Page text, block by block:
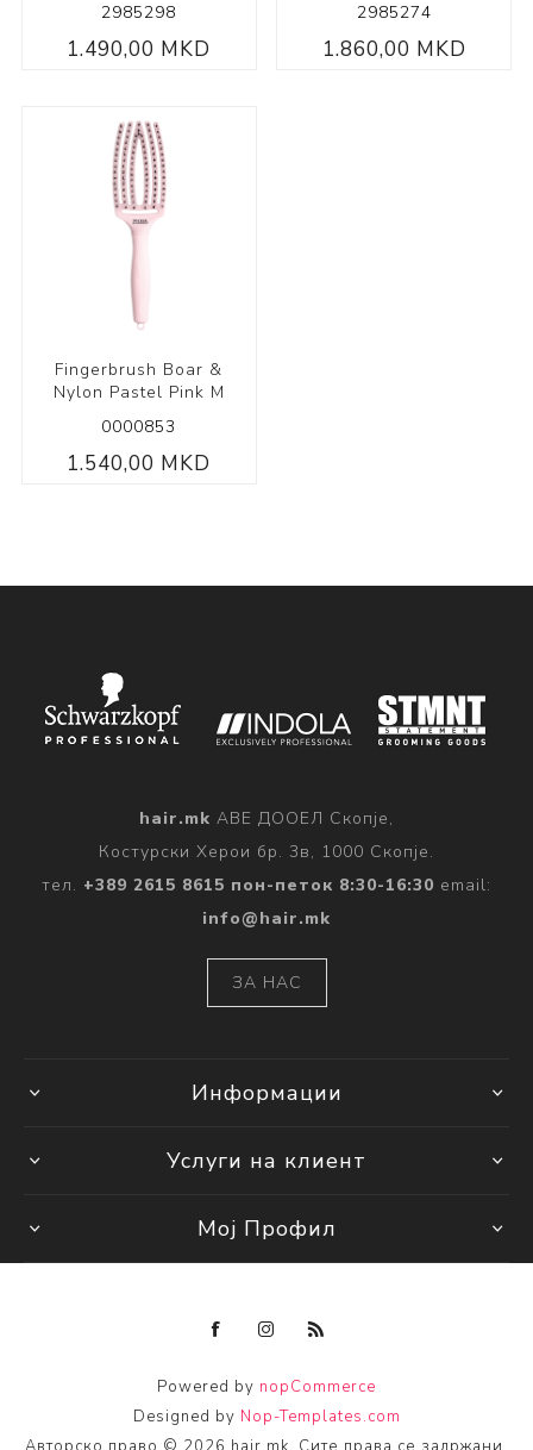
2985298
1.490,00 MKD
2985274
1.860,00 MKD
Fingerbrush Boar &
Nylon Pastel Pink M
0000853
1.540,00 MKD
hair.mk АВЕ ДООЕЛ Скопје,
Костурски Херои бр. 3в, 1000 Скопје.
тел. +389 2615 8615 пон-петок 8:30-16:30 email:
info@hair.mk
ЗА НАС
Информации
Услуги на клиент
Мој Профил
Powered by nopCommerce
Designed by Nop-Templates.com